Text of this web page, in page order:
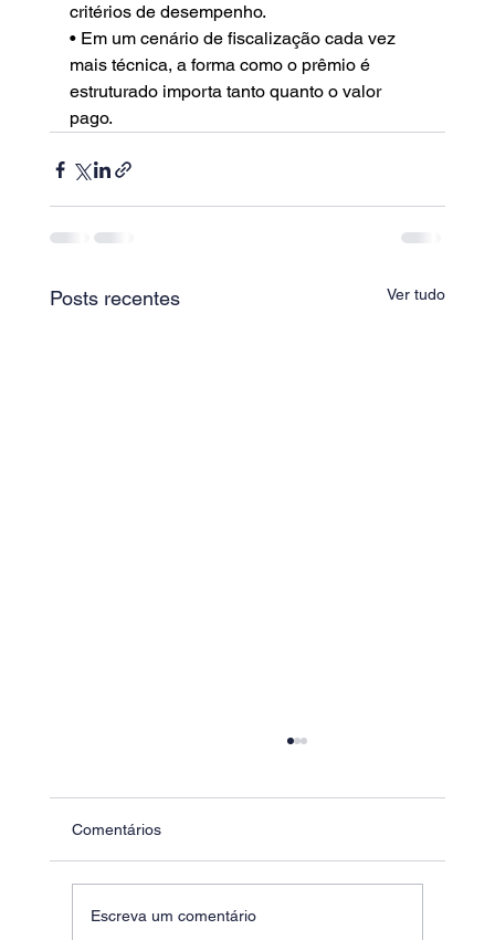
critérios de desempenho.
• Em um cenário de fiscalização cada vez
mais técnica, a forma como o prêmio é
estruturado importa tanto quanto o valor
pago.
Posts recentes Ver tudo
O Plenário do Tribunal Superior do Trabalho
parcelas sal
Comentários
Escreva um comentário